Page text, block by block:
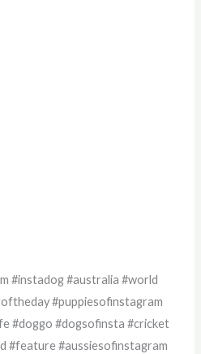
#instadog #australia #world
#puppiesofinstagram
#doggo #dogsofinsta #cricket
#feature #aussiesofinstagram